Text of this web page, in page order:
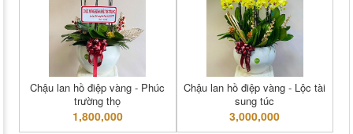
Chậu lan hồ điệp vàng - Phúc
trường thọ
1,800,000
Chậu lan hồ điệp vàng - Lộc tài
sung túc
3,000,000